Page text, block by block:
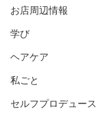
お店周辺情報
学び
ヘアケア
私ごと
セルフプロデュース